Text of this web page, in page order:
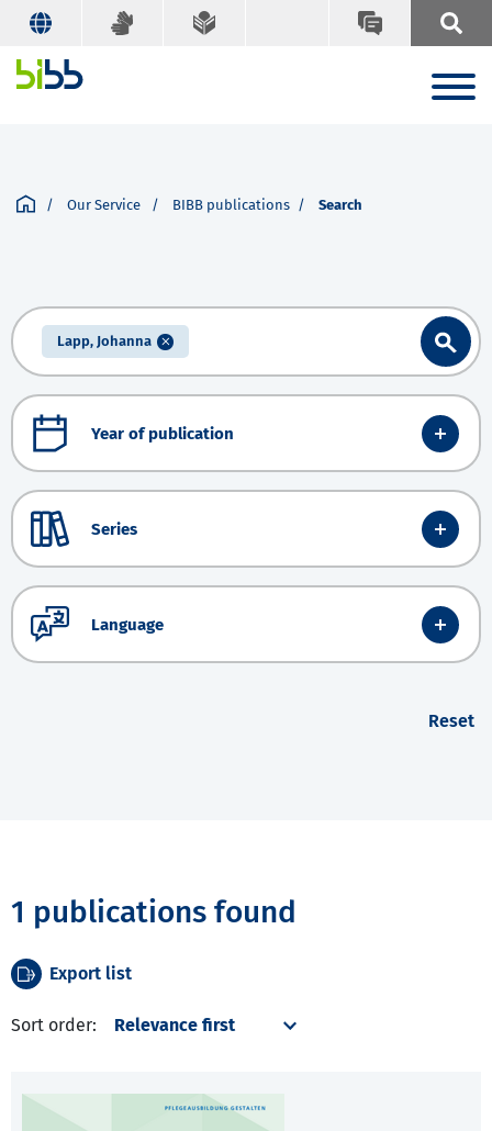
Our Service BIBB publications Search
Lapp, Johanna
Year of publication
Series
Language
Reset
1 publications found
Export list
Sort order: